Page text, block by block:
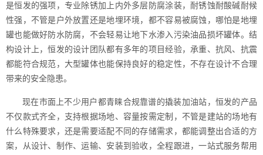
是恒发的强项，专业除锈加上内外多层防腐涂装，耐锈蚀耐酸碱耐候
性强，不管是户外放置还是地埋环境，都不容易被腐蚀，哪怕是地埋
罐也能做好防水防腐，不会轻易让地下水渗入污染油品损坏罐体。结
构设计上，恒发的设计团队都有多年的项目经验，承重、抗风、抗震
都能符合规范，大型罐体也能保持良好的稳定性，不存在设计不合理
带来的安全隐患。
现在市面上不少用户都青睐合规靠谱的撬装加油站，恒发的产品
不仅款式齐全，支持根据场地、容量按需定制，不管是建站的场地有
什么特殊要求，还是需要适配不同的存储需求，都能调整出合适的方
案，从设计、制作、运输、安装到验收，全程跟进，一站式服务帮用